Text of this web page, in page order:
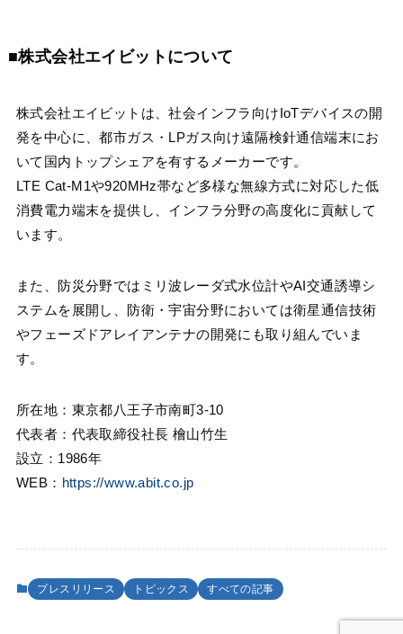
■株式会社エイビットについて
株式会社エイビットは、社会インフラ向けIoTデバイスの開
発を中心に、都市ガス・LPガス向け遠隔検針通信端末にお
いて国内トップシェアを有するメーカーです。
LTE Cat-M1や920MHz帯など多様な無線方式に対応した低
消費電力端末を提供し、インフラ分野の高度化に貢献して
います。
また、防災分野ではミリ波レーダ式水位計やAI交通誘導シ
ステムを展開し、防衛・宇宙分野においては衛星通信技術
やフェーズドアレイアンテナの開発にも取り組んでいま
す。
所在地：東京都八王子市南町3-10
代表者：代表取締役社長 檜山竹生
設立：1986年
WEB： https://www.abit.co.jp
プレスリリース トピックス すべての記事